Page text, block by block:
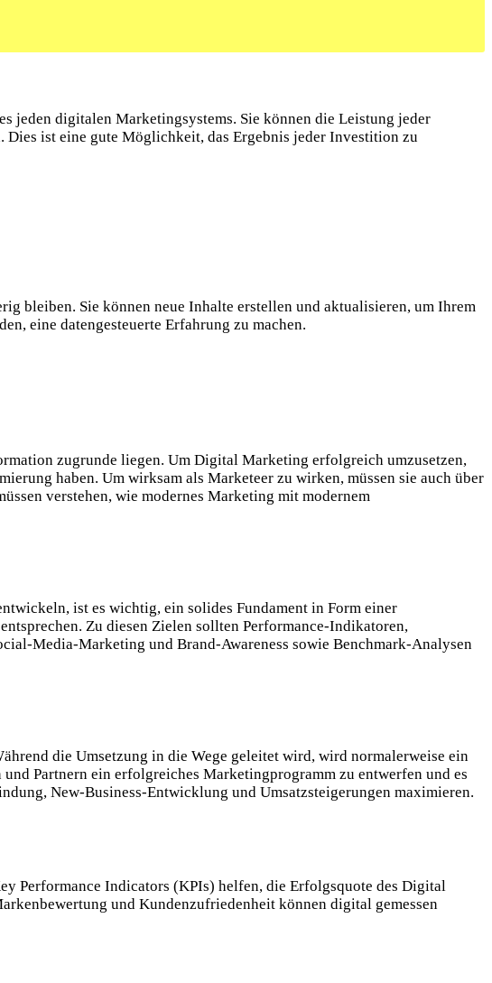
jeden digitalen Marketingsystems. Sie können die Leistung jeder
Dies ist eine gute Möglichkeit, das Ergebnis jeder Investition zu
bleiben. Sie können neue Inhalte erstellen und aktualisieren, um Ihrem
eine datengesteuerte Erfahrung zu machen.
zugrunde liegen. Um Digital Marketing erfolgreich umzusetzen,
haben. Um wirksam als Marketeer zu wirken, müssen sie auch über
verstehen, wie modernes Marketing mit modernem
ist es wichtig, ein solides Fundament in Form einer
Zu diesen Zielen sollten Performance-Indikatoren,
Media-Marketing und Brand-Awareness sowie Benchmark-Analysen
die Umsetzung in die Wege geleitet wird, wird normalerweise ein
Partnern ein erfolgreiches Marketingprogramm zu entwerfen und es
New-Business-Entwicklung und Umsatzsteigerungen maximieren.
Performance Indicators (KPIs) helfen, die Erfolgsquote des Digital
und Kundenzufriedenheit können digital gemessen